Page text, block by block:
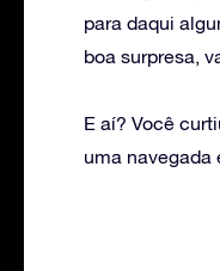
para daqui
boa surpresa,
E aí? Você
uma navegada